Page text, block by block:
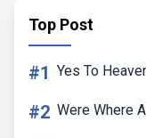
Top Post
#1 Yes To
#2 Were Where